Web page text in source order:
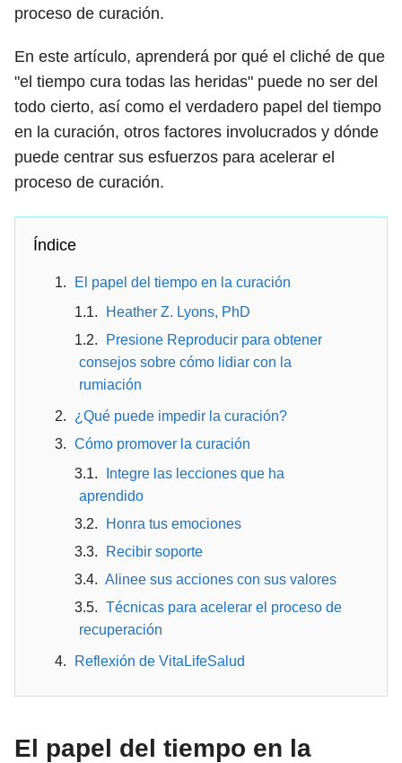
proceso de curación.
En este artículo, aprenderá por qué el cliché de que
"el tiempo cura todas las heridas" puede no ser del
todo cierto, así como el verdadero papel del tiempo
en la curación, otros factores involucrados y dónde
puede centrar sus esfuerzos para acelerar el
proceso de curación.
Índice
El papel del tiempo en la curación
Heather Z. Lyons, PhD
Presione Reproducir para obtener
consejos sobre cómo lidiar con la
rumiación
¿Qué puede impedir la curación?
Cómo promover la curación
Integre las lecciones que ha
aprendido
Honra tus emociones
Recibir soporte
Alinee sus acciones con sus valores
Técnicas para acelerar el proceso de
recuperación
Reflexión de VitaLifeSalud
El papel del tiempo en la